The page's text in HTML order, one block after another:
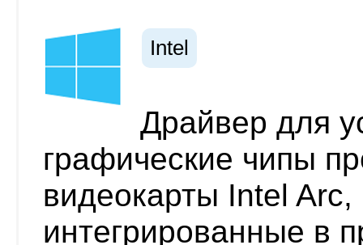
Intel
Драйвер для
графические чипы
видеокарты Intel
интегрированные в